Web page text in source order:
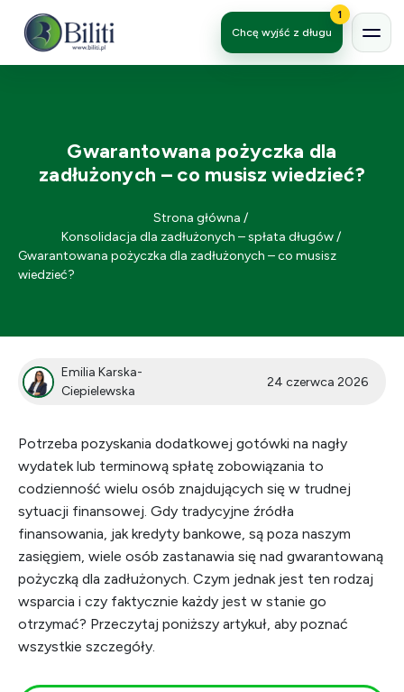
Chcę wyjść z długu
1
Gwarantowana pożyczka dla
zadłużonych – co musisz wiedzieć?
Strona główna /
Konsolidacja dla zadłużonych – spłata długów/
Gwarantowana pożyczka dla zadłużonych – co musisz
wiedzieć?
Emilia Karska-
Ciepielewska
24 czerwca 2026
Potrzeba pozyskania dodatkowej gotówki na nagły
wydatek lub terminową spłatę zobowiązania to
codzienność wielu osób znajdujących się w trudnej
sytuacji finansowej. Gdy tradycyjne źródła
finansowania, jak kredyty bankowe, są poza naszym
zasięgiem, wiele osób zastanawia się nad gwarantowaną
pożyczką dla zadłużonych. Czym jednak jest ten rodzaj
wsparcia i czy faktycznie każdy jest w stanie go
otrzymać? Przeczytaj poniższy artykuł, aby poznać
wszystkie szczegóły.